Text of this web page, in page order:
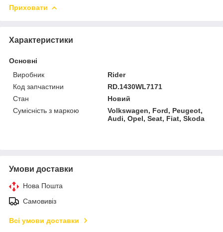
Приховати
Характеристики
Основні
Виробник
Rider
Код запчастини
RD.1430WL7171
Стан
Новий
Сумісність з маркою
Volkswagen, Ford, Peugeot,
Audi, Opel, Seat, Fiat, Skoda
Умови доставки
Нова Пошта
Самовивіз
Всі умови доставки